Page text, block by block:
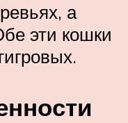
а
эти кошки